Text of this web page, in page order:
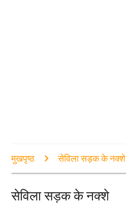
मुखपृष्ठ सेविला सड़क के नक्शे
सेविला सड़क के नक्शे